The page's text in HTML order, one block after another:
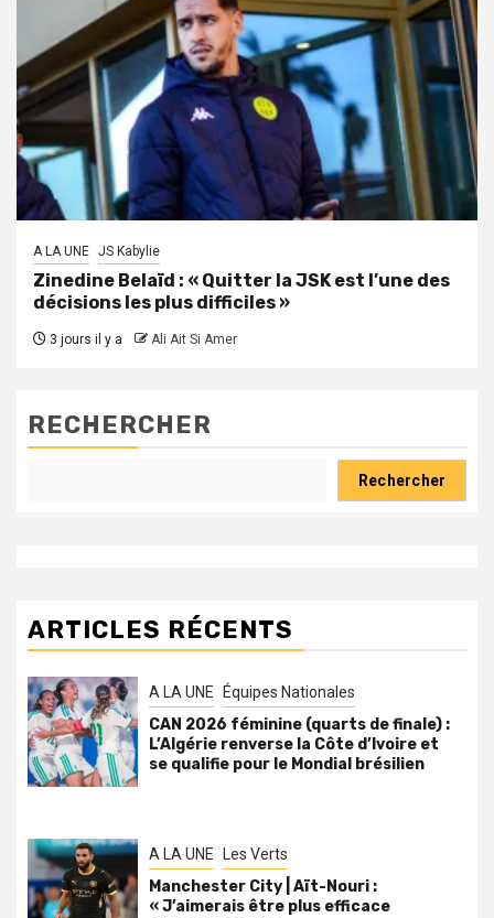
A LA UNE JS Kabylie
Zinedine Belaïd : « Quitter la JSK est l’une des
décisions les plus difficiles »
3 jours il y a Ali Ait Si Amer
RECHERCHER
Rechercher
ARTICLES RÉCENTS
A LA UNE Équipes Nationales
CAN 2026 féminine (quarts de finale) :
L’Algérie renverse la Côte d’Ivoire et
se qualifie pour le Mondial brésilien
A LA UNE Les Verts
Manchester City | Aït-Nouri :
« J’aimerais être plus efficace